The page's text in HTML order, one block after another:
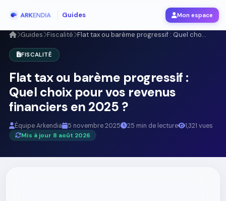
Guides Mon espace
Guides Fiscalité Flat tax ou barème progressif : Quel cho...
FISCALITÉ
Flat tax ou barème progressif :
Quel choix pour vos revenus
financiers en 2025 ?
Équipe Arkendia 5 novembre 2025 25 min de lecture
1,321 vues
Mis à jour 8 août 2026